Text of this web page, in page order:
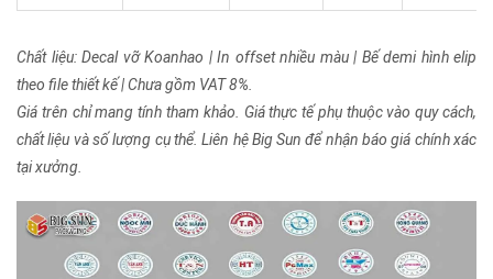
Chất liệu: Decal vỡ Koanhao | In offset nhiều màu | Bế demi hình elip
theo file thiết kế | Chưa gồm VAT 8%.
Giá trên chỉ mang tính tham khảo. Giá thực tế phụ thuộc vào quy cách,
chất liệu và số lượng cụ thể. Liên hệ Big Sun để nhận báo giá chính xác
tại xưởng.